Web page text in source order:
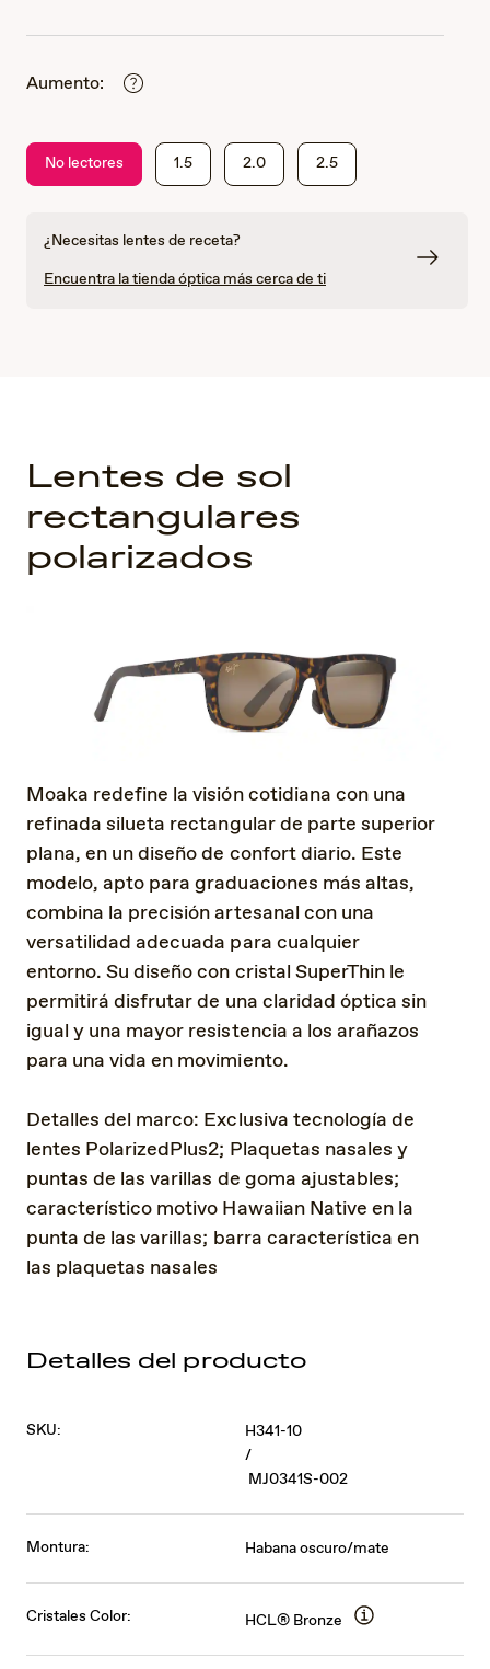
Aumento:
No lectores 1.5 2.0 2.5
¿Necesitas lentes de receta?
Encuentra la tienda óptica más cerca de ti
Lentes de sol
rectangulares
polarizados
Moaka redefine la visión cotidiana con una
refinada silueta rectangular de parte superior
plana, en un diseño de confort diario. Este
modelo, apto para graduaciones más altas,
combina la precisión artesanal con una
versatilidad adecuada para cualquier
entorno. Su diseño con cristal SuperThin le
permitirá disfrutar de una claridad óptica sin
igual y una mayor resistencia a los arañazos
para una vida en movimiento.
Detalles del marco: Exclusiva tecnología de
lentes PolarizedPlus2; Plaquetas nasales y
puntas de las varillas de goma ajustables;
característico motivo Hawaiian Native en la
punta de las varillas; barra característica en
las plaquetas nasales
Detalles del producto
SKU:
H341-10
/
MJ0341S-002
Montura: Habana oscuro/mate
Cristales Color: HCL® Bronze